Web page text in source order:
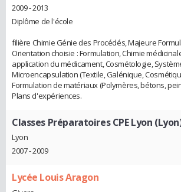
2009 - 2013
Diplôme de l'école
filière Chimie Génie des Procédés, Majeure
Orientation choisie : Formulation, Chimie
application du médicament, Cosmétologie,
Microencapsulation (Textile, Galénique,
Formulation de matériaux (Polymères, bétons,
Plans d'expériences.
Classes Préparatoires CPE Lyon
Lyon
2007 - 2009
Lycée Louis Aragon